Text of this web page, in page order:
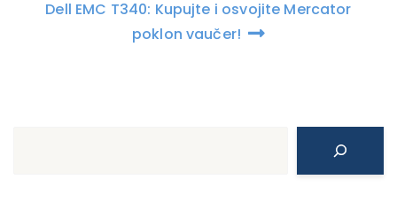
Dell EMC T340: Kupujte i osvojite Mercator
poklon vaučer!